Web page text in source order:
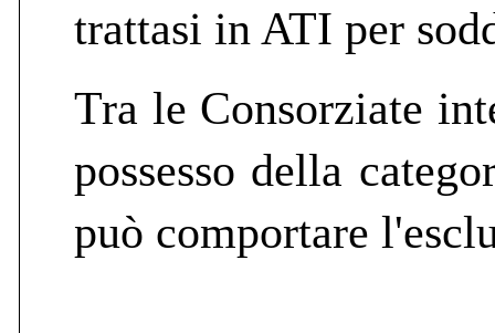
trattasi in ATI per
Tra le Consorziate
possesso della
può comportare